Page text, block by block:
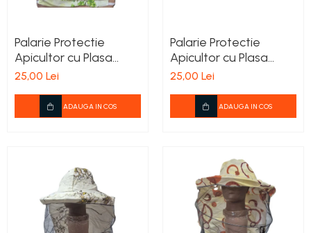
Palarie Protectie
Apicultor cu Plasa
Detasabila sI Model
25,00 Lei
ADAUGA IN COS
Palarie Protectie
Apicultor cu Plasa
Detasabila sI Model
25,00 Lei
ADAUGA IN COS